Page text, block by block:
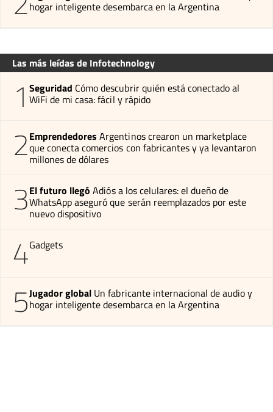
hogar inteligente desembarca en la Argentina
Las más leídas de Infotechnology
1 Seguridad Cómo descubrir quién está conectado al
WiFi de mi casa: fácil y rápido
2Emprendedores Argentinos crearon un marketplace
que conecta comercios con fabricantes y ya levantaron
millones de dólares
3El futuro llegó Adiós a los celulares: el dueño de
WhatsApp aseguró que serán reemplazados por este
nuevo dispositivo
4Gadgets
5Jugador global Un fabricante internacional de audio y
hogar inteligente desembarca en la Argentina